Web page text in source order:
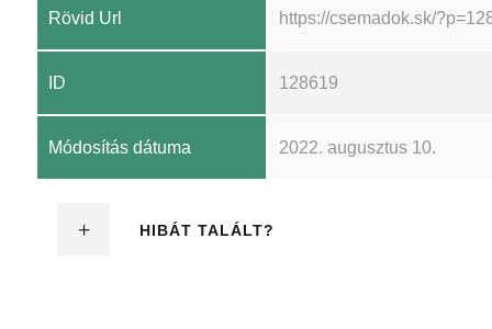
Rövid Url https://csemadok.sk/
ID 128619
Módosítás dátuma 2022. augusztus 10.
HIBÁT TALÁLT?